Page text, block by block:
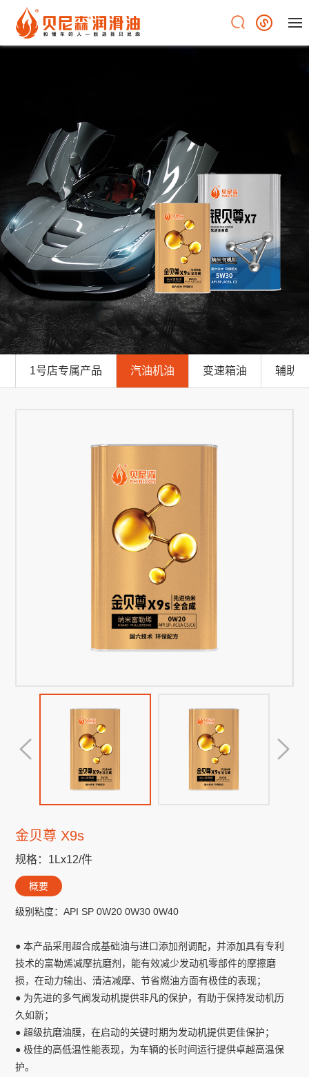
1号店专属产品 汽油机油 变速箱油 辅助
金贝尊 X9s
规格：1Lx12/件
概要
级别粘度：API SP 0W20 0W30 0W40
● 本产品采用超合成基础油与进口添加剂调配，并添加具有专利
技术的富勒烯减摩抗磨剂，能有效减少发动机零部件的摩擦磨
损，在动力输出、清洁减摩、节省燃油方面有极佳的表现；
● 为先进的多气阀发动机提供非凡的保护，有助于保持发动机历
久如新；
● 超级抗磨油膜，在启动的关键时期为发动机提供更佳保护；
● 极佳的高低温性能表现，为车辆的长时间运行提供卓越高温保
护。